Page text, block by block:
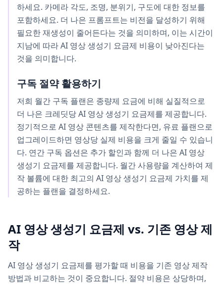
하세요. 카메라 각도, 조명, 분위기, 구도에 대한 정보를
포함하세요. 더 나은 프롬프트는 비전을 달성하기 위해
필요한 재생성이 줄어든다는 것을 의미하며, 이는 시간이
지남에 따라 AI 영상 생성기 요금제 비용이 낮아진다는
것을 의미합니다.
구독 절약 활용하기
저희 월간 구독 플랜은 종량제 요금에 비해 실질적으로
더 나은 크레딧당 AI 영상 생성기 요금제를 제공합니다.
정기적으로 AI 영상 콘텐츠를 제작한다면, 유료 플랜으로
업그레이드하면 영상당 실제 비용을 크게 줄일 수 있습니
다. 연간 구독 옵션은 추가 할인과 함께 더 나은 AI 영상
생성기 요금제를 제공합니다. 월간 사용량을 계산하여 제
작 볼륨에 대한 최고의 AI 영상 생성기 요금제 가치를 제
공하는 플랜을 결정하세요.
AI 영상 생성기 요금제 vs. 기존 영상 제
작
AI 영상 생성기 요금제를 평가할 때 비용을 기존 영상 제작
방법과 비교하는 것이 중요합니다. 절약 비용은 상당하며,